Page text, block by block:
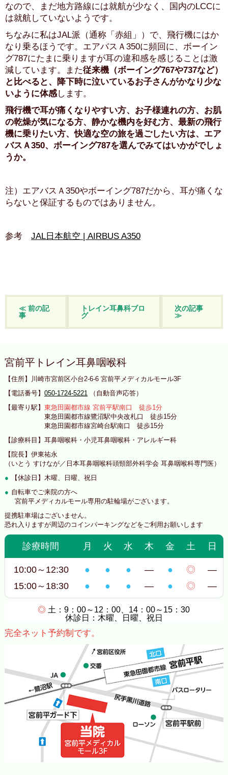
なので、まだ地方路線には就航が少なく、国内のLCCに
は就航していないようです。
ちなみに私はJAL派（通称「赤組」）で、飛行機にはか
なり乗るほうです。エアバスＡ350に頻回に、ボーイン
グ787にたまに乗りますが耳の違和感を感じることは激
減しています。また従来機（ボーイング767や737など）
と比べると、降下時に泣いているお子さんがかなり少な
いように体感します。
飛行機で耳が痛くなりやすい方、お子様連れの方、お肌
の乾燥が気になる方、静かな機内を好む方、最新の飛行
機に乗りたい方、快適な空の旅を過ごしたい方は、エア
バスＡ350、ボーイング787を選んでみてはいかがでしょ
うか。
注）エアバスＡ350やボーイング787だから、耳が痛くな
らないと保証するものではありません。
参考 JAL日本航空 | AIRBUS A350
≪ 前の記
事
トレイン耳鼻科ブロ
グ
次の記事
≫
宮前平トレイン耳鼻咽喉科
【住所】川崎市宮前区小台2-6-6 宮前平メディカルモール3F
【電話番号】 050-1724-5221
（自動音声応答）
【最寄り駅】 東急田園都市線 宮前平駅南口 徒歩1分
東急田園都市線鷺沼駅中央改札口 徒歩15分
東急田園都市線宮崎台駅南口 徒歩15分
【診療科目】耳鼻咽喉科・小児耳鼻咽喉科・アレルギー科
【院長】伊東祐永
（いとう すけなが／日本耳鼻咽喉科頭頸部外科学会 耳鼻咽喉科専門医）
【休診日】木曜、日曜、祝日
自転車でご来院の方へ
宮前平メディカルモール専用の駐輪場がございます。
提携駐車場はございません。
恐れ入りますが周辺のコインパーキングなどをご利用お願いします
◎ 土：9：00～12：00、14：00～15：30
休診日：木曜、日曜、祝日
診療時間 月 火 水 木 金 土 日
10:00～12:30 ● ● ● ― ● ◎
―
15:00～18:30
● ● ● ― ● ◎ ―
完全ネット予約制です。